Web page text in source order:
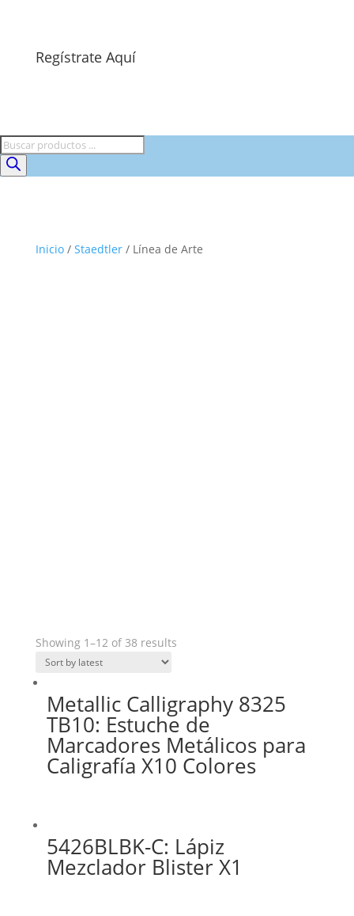
Regístrate Aquí
Búsqueda
de
productos
Inicio/ Staedtler/ Línea de Arte
Showing 1–12 of 38 results
Metallic Calligraphy 8325
TB10: Estuche de
Marcadores Metálicos para
Caligrafía X10 Colores
5426BLBK-C: Lápiz
Mezclador Blister X1